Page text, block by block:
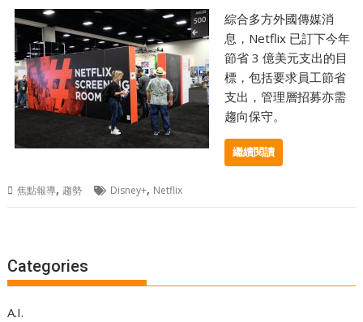
綜合多方外國傳媒消
息，Netflix 已訂下今年
節省 3 億美元支出的目
標，包括要求員工節省
支出，管理層招募亦需
趨向保守。
繼續閱讀
焦點報導, 趨勢 Disney+, Netflix
Categories
A.I.